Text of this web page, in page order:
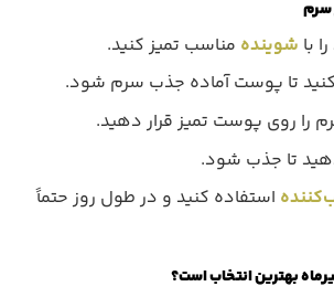
سرم
با شوینده مناسب تمیز کنید.
کنید تا پوست آماده جذب سرم شود.
تا جذب شود.
استفاده کنید و در طول روز حتماً
بهترین انتخاب است؟